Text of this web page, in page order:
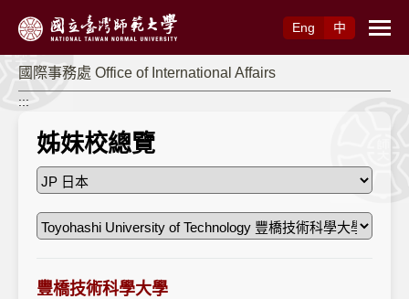
Eng
中
國際事務處 Office of International Affairs
:::
姊妹校總覽
豐橋技術科學大學